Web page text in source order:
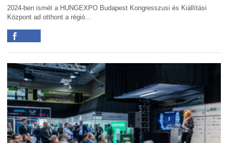
2024-ben ismét a HUNGEXPO Budapest Kongresszusi és Kiállítási
Központ ad otthont a régió...